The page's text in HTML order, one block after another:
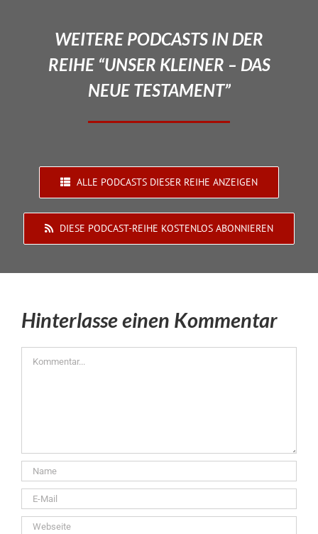
WEITERE PODCASTS IN DER
REIHE “UNSER KLEINER – DAS
NEUE TESTAMENT”
ALLE PODCASTS DIESER REIHE ANZEIGEN
DIESE PODCAST-REIHE KOSTENLOS ABONNIEREN
Hinterlasse einen Kommentar